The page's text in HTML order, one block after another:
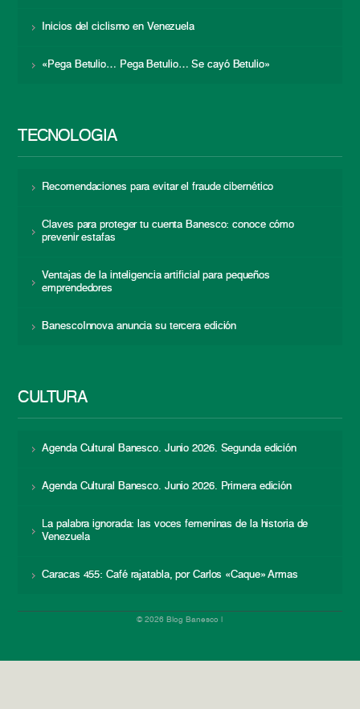
Inicios del ciclismo en Venezuela
«Pega Betulio… Pega Betulio… Se cayó Betulio»
TECNOLOGÍA
Recomendaciones para evitar el fraude cibernético
Claves para proteger tu cuenta Banesco: conoce cómo
prevenir estafas
Ventajas de la inteligencia artificial para pequeños
emprendedores
BanescoInnova anuncia su tercera edición
CULTURA
Agenda Cultural Banesco. Junio 2026. Segunda edición
Agenda Cultural Banesco. Junio 2026. Primera edición
La palabra ignorada: las voces femeninas de la historia de
Venezuela
Caracas 455: Café rajatabla, por Carlos «Caque» Armas
© 2026 Blog Banesco |